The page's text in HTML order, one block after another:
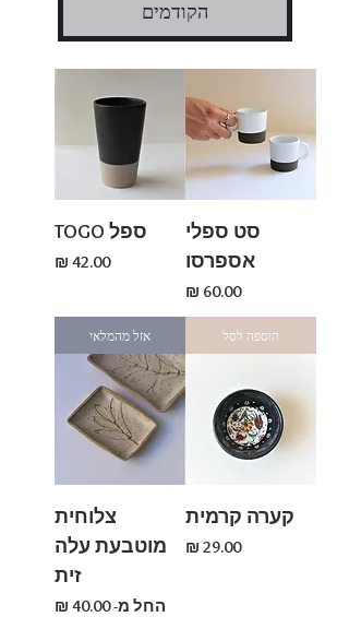
הקודמים
סט ספלי
אספרסו
מחיר
הוספה לסל
ספל TOGO
מחיר
אזל מהמלאי
קערה קרמית
מחיר
צלוחית
מוטבעת עלה
זית
החל מ-
מחיר מבצע